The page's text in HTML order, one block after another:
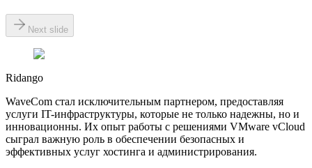
Next slide
Ridango
WaveCom стал исключительным партнером, предоставляя
услуги IT-инфраструктуры, которые не только надежны, но и
инновационны. Их опыт работы с решениями VMware vCloud
сыграл важную роль в обеспечении безопасных и
эффективных услуг хостинга и администрирования.